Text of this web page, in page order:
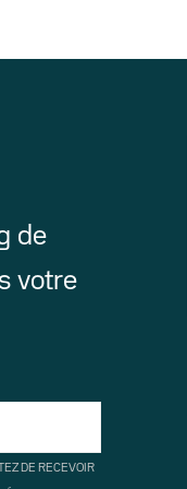
de
votre
DE RECEVOIR